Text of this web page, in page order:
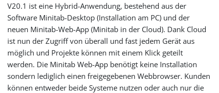
V20.1 ist eine Hybrid-Anwendung, bestehend aus der
Software Minitab-Desktop (Installation am PC) und der
neuen Minitab-Web-App (Minitab in der Cloud). Dank Cloud
ist nun der Zugriff von überall und fast jedem Gerät aus
möglich und Projekte können mit einem Klick geteilt
werden. Die Minitab Web-App benötigt keine Installation
sondern lediglich einen freigegebenen Webbrowser. Kunden
können entweder beide Systeme nutzen oder auch nur die